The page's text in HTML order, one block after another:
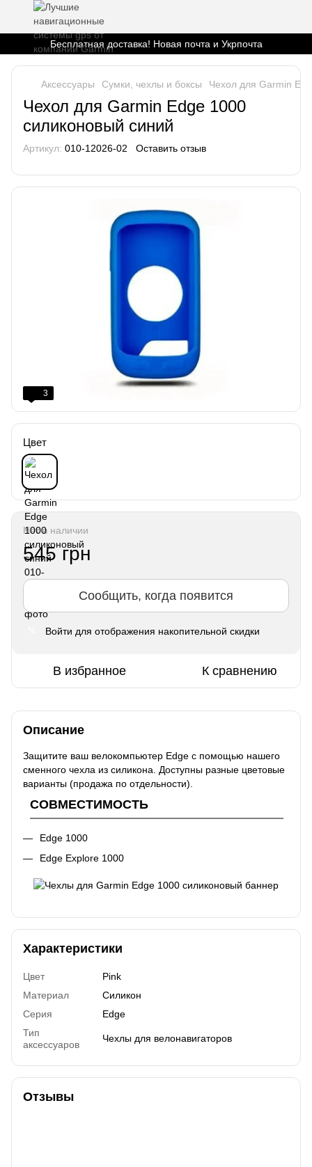
Бесплатная доставка! Новая почта и Укрпочта
Аксессуары Сумки, чехлы и боксы Чехол для Garmin
Чехол для Garmin Edge 1000
силиконовый синий
Артикул: 010-12026-02 Оставить отзыв
3
Цвет
Нет в наличии
545 грн
Сообщить, когда появится
Войти для отображения накопительной скидки
В избранное К сравнению
Описание
Защитите ваш велокомпьютер Edge с помощью нашего
сменного чехла из силикона. Доступны разные цветовые
варианты (продажа по отдельности).
СОВМЕСТИМОСТЬ
Edge 1000
Edge Explore 1000
Характеристики
Цвет
Pink
Материал
Силикон
Серия
Edge
Тип
аксессуаров
Чехлы для велонавигаторов
Отзывы